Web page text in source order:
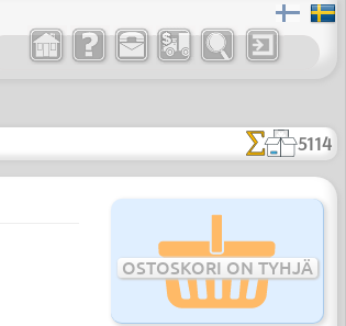
5114
OSTOSKORI ON TYHJÄ